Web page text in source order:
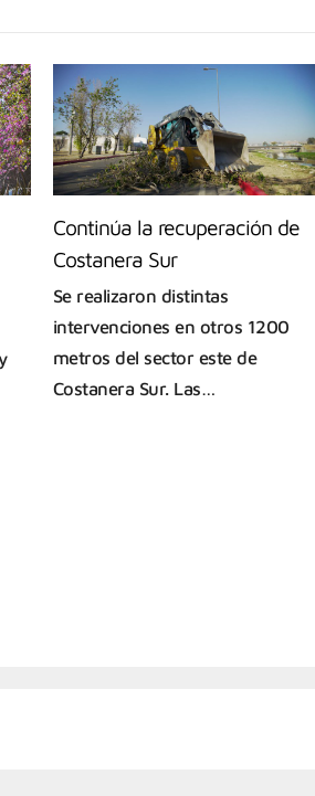
Continúa la recuperación de
Costanera Sur
Se realizaron distintas
intervenciones en otros 1200
metros del sector este de
Costanera Sur. Las…